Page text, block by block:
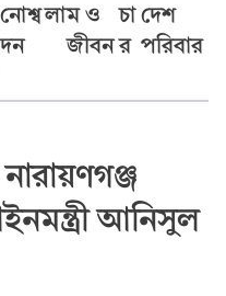
নো
দন
শ্বলাম ও
জীবন
চা
র
দেশ
পরিবার
আনিসুল